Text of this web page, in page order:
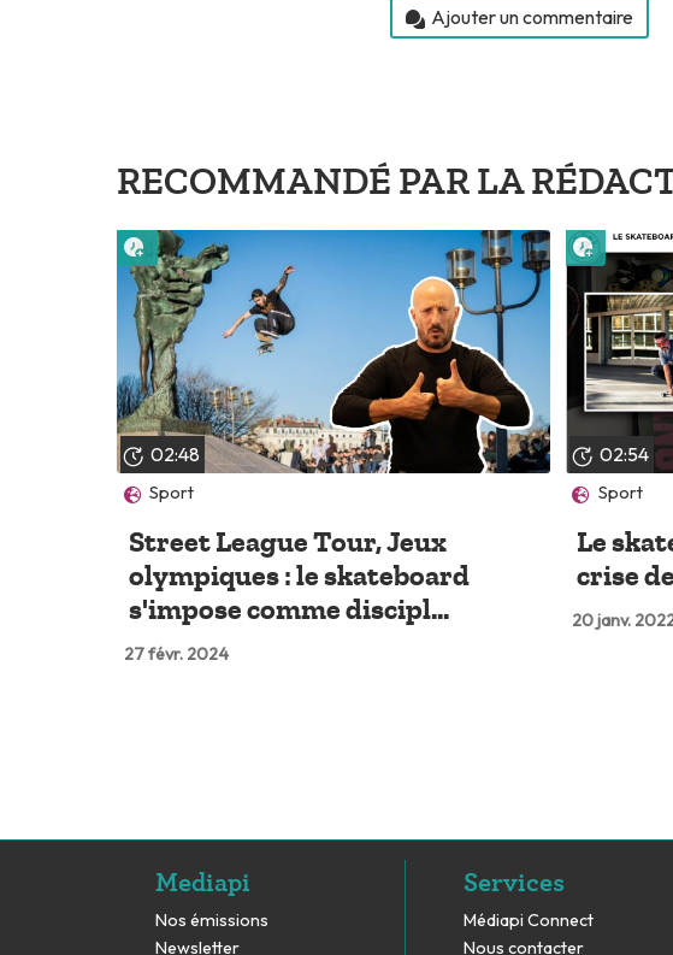
Ajouter un commentaire
RECOMMANDÉ PAR LA
02:48
Sport
Street League Tour, Jeux
olympiques : le skateboard
s'impose comme discipl...
27 févr. 2024
Lire plus tard
02:54
Sport
Le
crise
20 janv.
Lire plus
Mediapi
Nos émissions
Newsletter
Services
Médiapi Connect
Nous contacter